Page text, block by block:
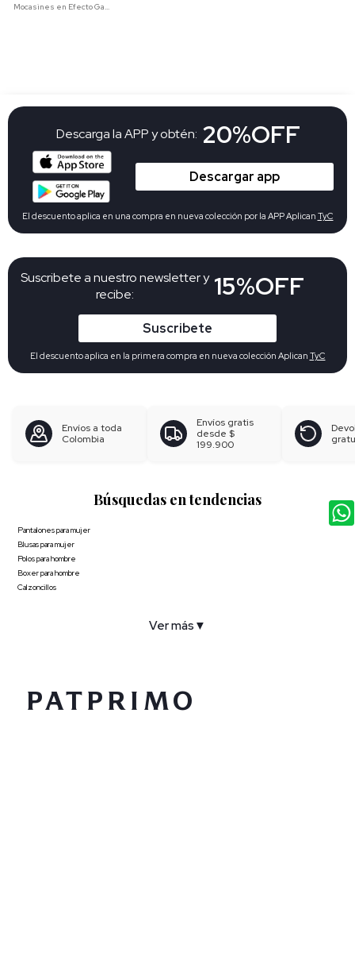
Suscribete a nuestro newsletter y
recibe:
15%OFF
Suscribete
El descuento aplica en la primera compra en nueva colección Aplican TyC
Descarga la APP y obtén: 20%OFF
Descargar app
El descuento aplica en una compra en nueva colección por la APP Aplican TyC
Envíos a toda
Colombia
Envíos gratis
desde $
199.900
Búsquedas en tendencias
Pantalones para mujer
Blusas para mujer
Polos para hombre
Boxer para hombre
Calzoncillos
Ver más ▼